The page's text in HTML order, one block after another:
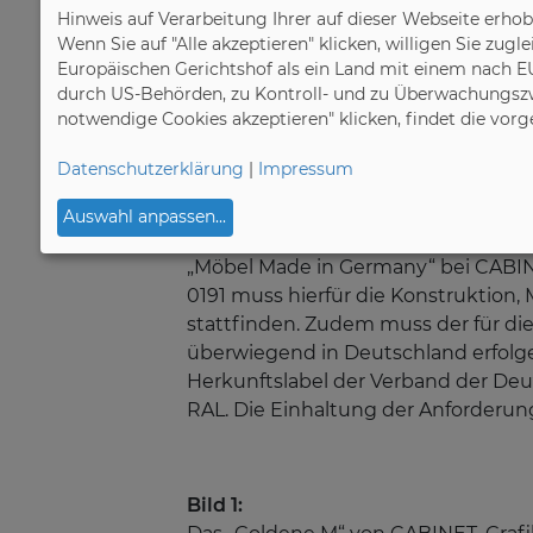
ausgeklügelter werden. Ein 60-
maßgefertigten
Drehtüren nach Maß aus
als 110.000 Schranksysteme
gefertigt. Seit der Übernahme des
Über die Anforderungen für das
bereits die Einhaltung der Kriterien
„Möbel Made in Germany“ bei
0191 muss hierfür die
stattfinden. Zudem muss der für
überwiegend in Deutschland
Herkunftslabel der Verband der
RAL. Die Einhaltung der
Bild 1:
Hinweis auf Verarbeitung Ihrer auf dieser Webseite
Wenn Sie auf "Alle akzeptieren" klicken, willigen Sie
Europäischen Gerichtshof als ein Land mit einem nach
durch US-Behörden, zu Kontroll- und zu
notwendige Cookies akzeptieren" klicken, findet die
Datenschutzerklärung | Impressum
Auswahl anpassen...